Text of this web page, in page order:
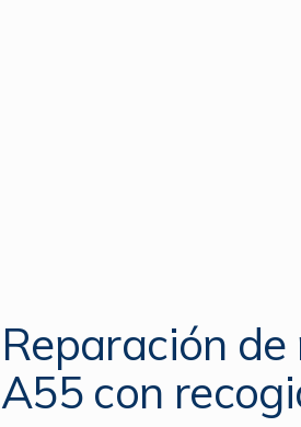
Reparación
A55 con